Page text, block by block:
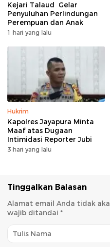
Kejari Talaud Gelar
Penyuluhan Perlindungan
Perempuan dan Anak
1 hari yang lalu
Hukrim
Kapolres Jayapura Minta
Maaf atas Dugaan
Intimidasi Reporter Jubi
3 hari yang lalu
Tinggalkan Balasan
Alamat email Anda tidak
wajib ditandai *